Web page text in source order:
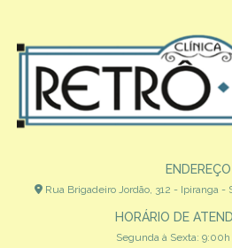
ENDEREÇO
Rua Brigadeiro Jordão, 312 - Ipiranga -
HORÁRIO DE
Segunda à Sexta: